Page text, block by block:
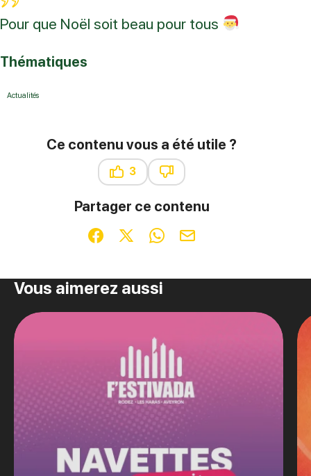
Pour que Noël soit beau pour tous
Thématiques
Actualités
Ce contenu vous a été utile ?
3
Partager ce contenu
Partager sur Facebook (nouvelle fenêtre)
Partager sur X / Twitter (nouvelle
Partager sur WhatsApp
Partager par mail
Vous aimerez aussi